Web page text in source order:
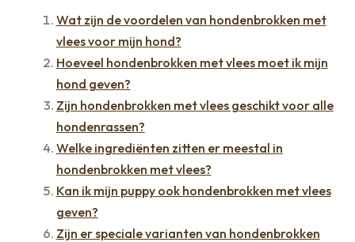
Wat zijn de voordelen van hondenbrokken met
vlees voor mijn hond?
Hoeveel hondenbrokken met vlees moet ik mijn
hond geven?
Zijn hondenbrokken met vlees geschikt voor alle
hondenrassen?
Welke ingrediënten zitten er meestal in
hondenbrokken met vlees?
Kan ik mijn puppy ook hondenbrokken met vlees
geven?
Zijn er speciale varianten van hondenbrokken